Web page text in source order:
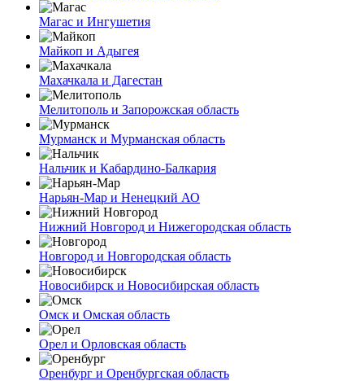
Магас и Ингушетия
Майкоп и Адыгея
Махачкала и Дагестан
Мелитополь и Запорожская область
Мурманск и Мурманская область
Нальчик и Кабардино-Балкария
Нарьян-Мар и Ненецкий АО
Нижний Новгород и Нижегородская область
Новгород и Новгородская область
Новосибирск и Новосибирская область
Омск и Омская область
Орел и Орловская область
Оренбург и Оренбургская область